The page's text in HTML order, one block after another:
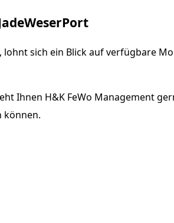
lohnt sich ein Blick auf verfügbare
Ihnen H&K FeWo Management
können.